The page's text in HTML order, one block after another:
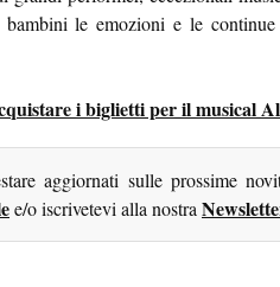
bambini le emozioni e le
i biglietti per il musical
aggiornati sulle prossime
e/o iscrivetevi alla nostra